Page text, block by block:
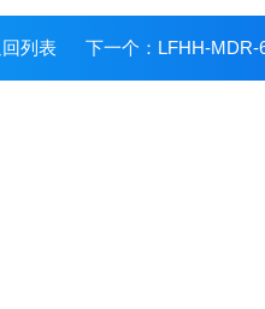
列表 下一个： LFHH-MDR-6000供应制冷